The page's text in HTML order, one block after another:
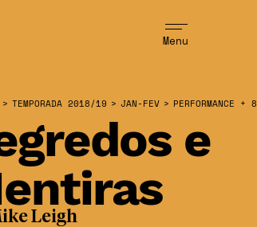
Menu
e
> TEMPORADA 2018/19 > JAN-FEV > PERFORMANCE + 8
Leigh